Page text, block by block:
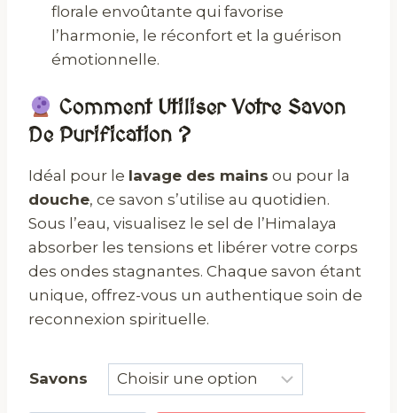
florale envoûtante qui favorise
l’harmonie, le réconfort et la guérison
émotionnelle.
Comment Utiliser Votre Savon
De Purification ?
Idéal pour le lavage des mains ou pour la
douche, ce savon s’utilise au quotidien.
Sous l’eau, visualisez le sel de l’Himalaya
absorber les tensions et libérer votre corps
des ondes stagnantes. Chaque savon étant
unique, offrez-vous un authentique soin de
reconnexion spirituelle.
Savons